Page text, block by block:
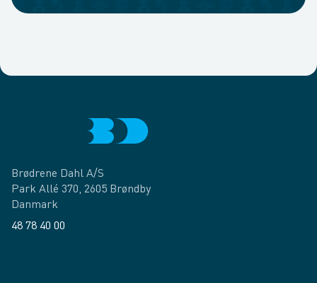
Brødrene Dahl A/S
Park Allé 370, 2605 Brøndby
Danmark
48 78 40 00